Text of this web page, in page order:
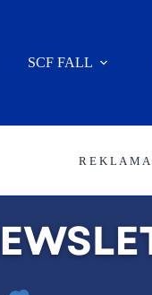
SCF FALL
R E K L A M A